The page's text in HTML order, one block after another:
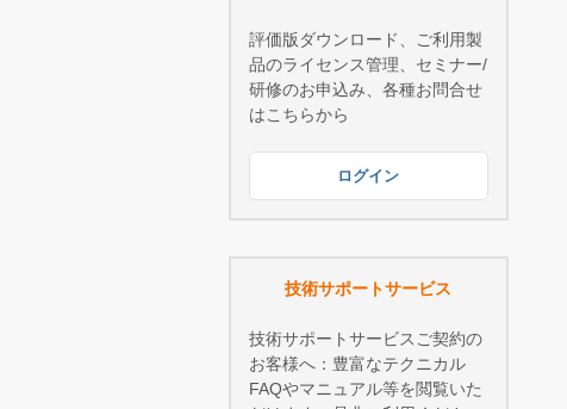
評価版ダウンロード、ご利用製
品のライセンス管理、セミナー/
研修のお申込み、各種お問合せ
はこちらから
ログイン
技術サポートサービス
技術サポートサービスご契約の
お客様へ：豊富なテクニカル
FAQやマニュアル等を閲覧いた